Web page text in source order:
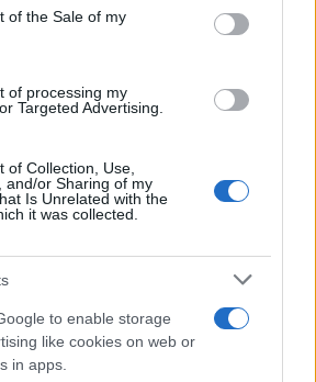
of the Sale of my
of processing my
Targeted Advertising.
of Collection, Use,
and/or Sharing of my
Is Unrelated with the
it was collected.
to enable storage
like cookies on web or
in apps.
h
at
s
A
p
p
h
a
re
Articolo precedente
casting per comparse in